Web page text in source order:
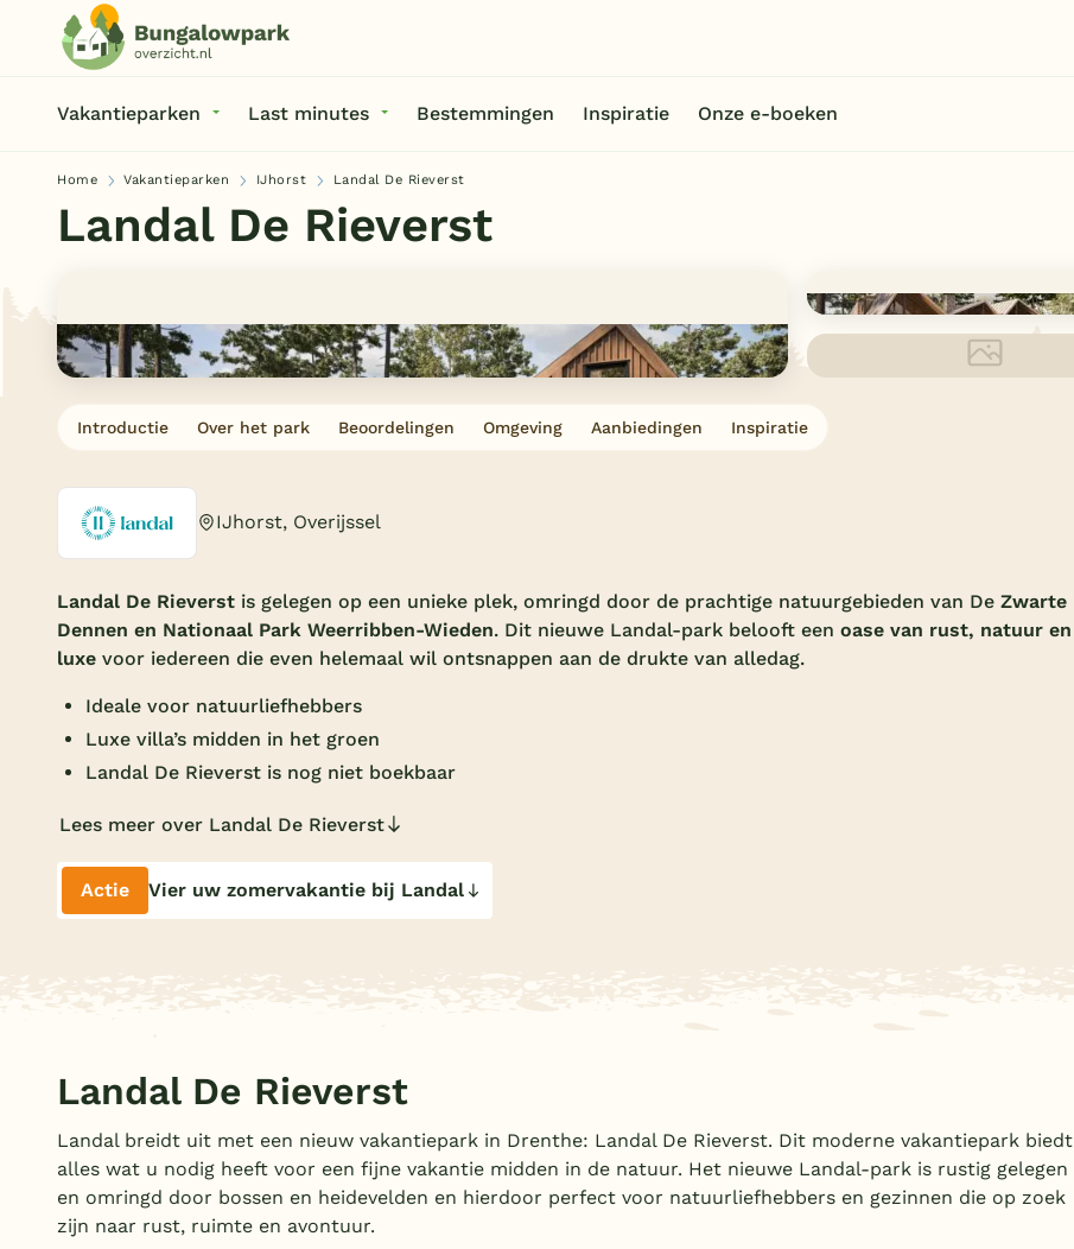
Vakantieparken Last minutes Bestemmingen Inspiratie Onze e-boeken
Home Vakantieparken IJhorst Landal De Rieverst
Landal De Rieverst
Introductie Over het park Beoordelingen Omgeving Aanbiedingen Inspiratie
IJhorst, Overijssel
Landal De Rieverst is gelegen op een unieke plek, omringd door de prachtige natuurgebieden van De Zwarte
Dennen en Nationaal Park Weerribben-Wieden. Dit nieuwe Landal-park belooft een oase van rust, natuur en
luxe voor iedereen die even helemaal wil ontsnappen aan de drukte van alledag.
Ideale voor natuurliefhebbers
Luxe villa’s midden in het groen
Landal De Rieverst is nog niet boekbaar
Lees meer over Landal De Rieverst
Actie Vier uw zomervakantie bij Landal
Landal De Rieverst
Landal breidt uit met een nieuw vakantiepark in Drenthe: Landal De Rieverst. Dit moderne vakantiepark biedt
alles wat u nodig heeft voor een fijne vakantie midden in de natuur. Het nieuwe Landal-park is rustig gelegen
en omringd door bossen en heidevelden en hierdoor perfect voor natuurliefhebbers en gezinnen die op zoek
zijn naar rust, ruimte en avontuur.